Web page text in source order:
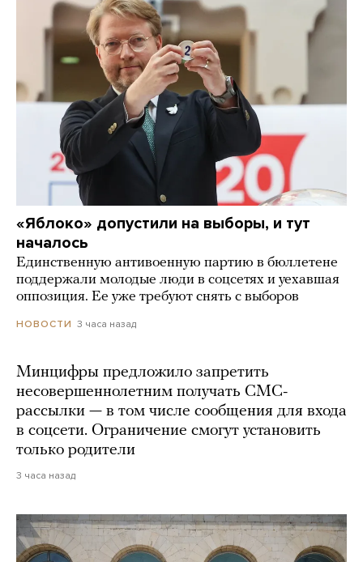
«Яблоко» допустили на выборы, и тут
началось
Единственную антивоенную партию в бюллетене
поддержали молодые люди в соцсетях и уехавшая
оппозиция. Ее уже требуют снять с выборов
НОВОСТИ 3 часа назад
Минцифры предложило запретить
несовершеннолетним получать СМС-
рассылки — в том числе сообщения для входа
в соцсети. Ограничение смогут установить
только родители
3 часа назад